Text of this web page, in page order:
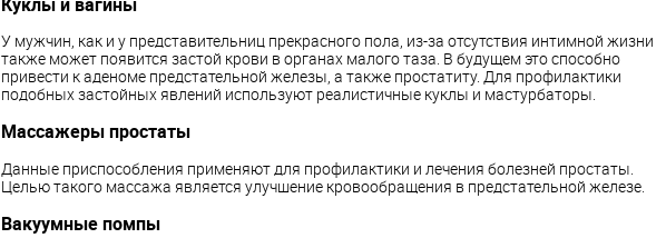
У мужчин, как и у представительниц прекрасного пола, из-за отсутствия интимной жизни
также может появится застой крови в органах малого таза. В будущем это способно
привести к аденоме предстательной железы, а также простатиту. Для профилактики
подобных застойных явлений используют реалистичные куклы и мастурбаторы.
Массажеры простаты
Данные приспособления применяют для профилактики и лечения болезней простаты.
Целью такого массажа является улучшение кровообращения в предстательной железе.
Вакуумные помпы